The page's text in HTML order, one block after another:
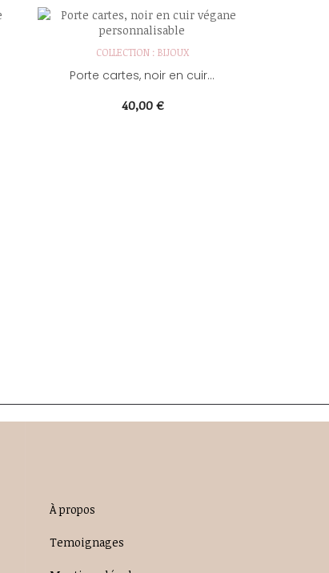
COLLECTION : BIJOUX
Porte cartes, noir en cuir...
Prix
40,00 €
À propos
Temoignages